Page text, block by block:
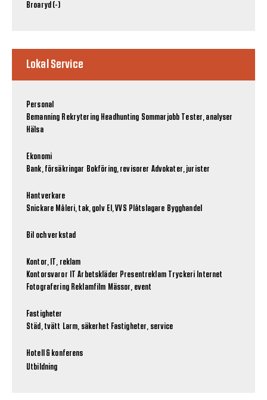
Broaryd (-)
Lokal Service
Personal
Bemanning Rekrytering Headhunting Sommarjobb Tester, analyser
Hälsa
Ekonomi
Bank, försäkringar Bokföring, revisorer Advokater, jurister
Hantverkare
Snickare Måleri, tak, golv El, VVS Plåtslagare Bygghandel
Bil och verkstad
Kontor, IT, reklam
Kontorsvaror IT Arbetskläder Presentreklam Tryckeri Internet
Fotografering Reklamfilm Mässor, event
Fastigheter
Städ, tvätt Larm, säkerhet Fastigheter, service
Hotell & konferens
Utbildning